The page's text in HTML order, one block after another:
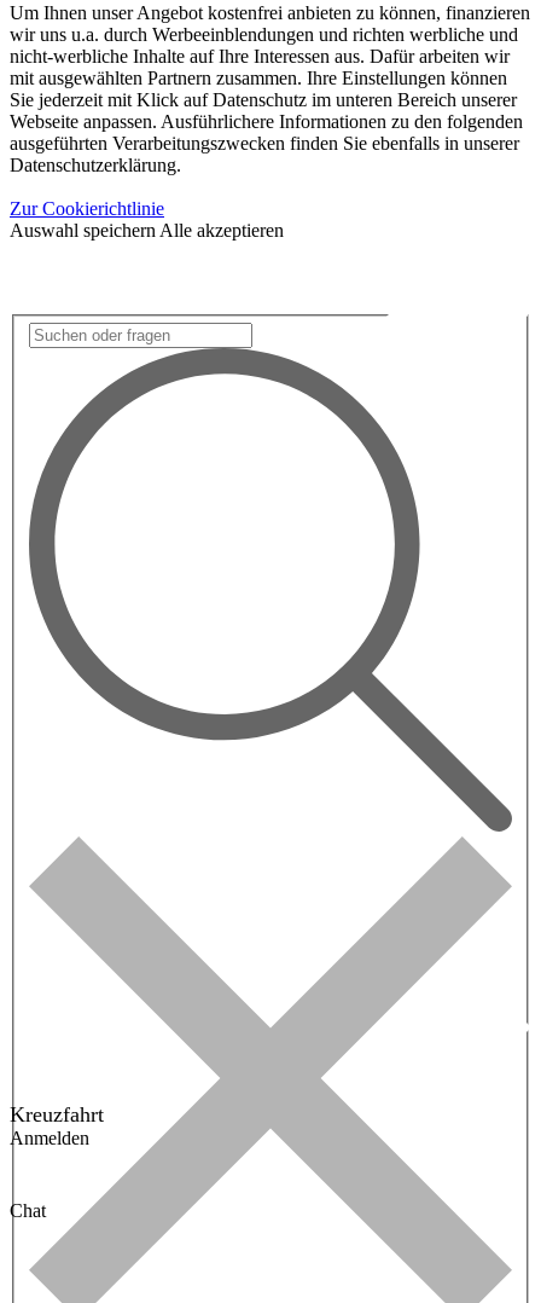
Um Ihnen unser Angebot kostenfrei anbieten zu können, finanzieren
wir uns u.a. durch Werbeeinblendungen und richten werbliche und
nicht-werbliche Inhalte auf Ihre Interessen aus. Dafür arbeiten wir
mit ausgewählten Partnern zusammen. Ihre Einstellungen können
Sie jederzeit mit Klick auf Datenschutz im unteren Bereich unserer
Webseite anpassen. Ausführlichere Informationen zu den folgenden
ausgeführten Verarbeitungszwecken finden Sie ebenfalls in unserer
Datenschutzerklärung.
Zur Cookierichtlinie
Auswahl speichern Alle akzeptieren
Kreuzfahrt
Anmelden
Chat